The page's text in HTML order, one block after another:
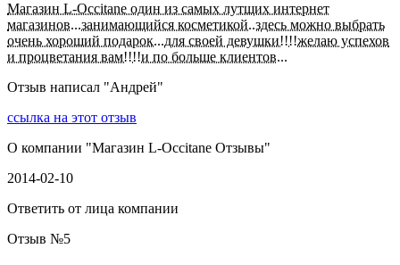
Магазин L-Occitane один из самых лутщих интернет
магазинов...занимающийся косметикой..здесь можно выбрать
очень хороший подарок...для своей девушки!!!!желаю успехов
и процветания вам!!!!и по больше клиентов...
Отзыв написал "Андрей"
ссылка на этот отзыв
О компании "Магазин L-Occitane Отзывы"
2014-02-10
Ответить от лица компании
Отзыв №5